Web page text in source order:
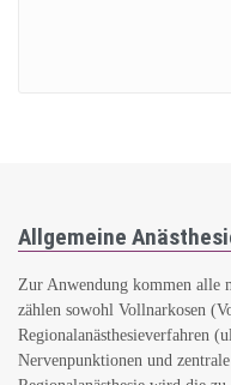
Allgemeine
Zur Anwendung kommen alle
zählen sowohl Vollnarkosen
Regionalanästhesieverfahren
Nervenpunktionen und